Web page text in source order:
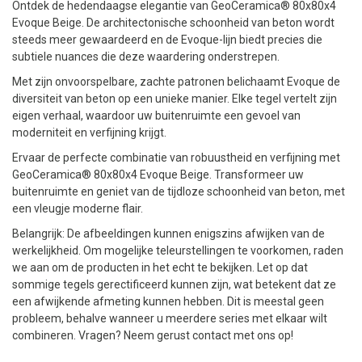
Ontdek de hedendaagse elegantie van GeoCeramica® 80x80x4
Evoque Beige. De architectonische schoonheid van beton wordt
steeds meer gewaardeerd en de Evoque-lijn biedt precies die
subtiele nuances die deze waardering onderstrepen.
Met zijn onvoorspelbare, zachte patronen belichaamt Evoque de
diversiteit van beton op een unieke manier. Elke tegel vertelt zijn
eigen verhaal, waardoor uw buitenruimte een gevoel van
moderniteit en verfijning krijgt.
Ervaar de perfecte combinatie van robuustheid en verfijning met
GeoCeramica® 80x80x4 Evoque Beige. Transformeer uw
buitenruimte en geniet van de tijdloze schoonheid van beton, met
een vleugje moderne flair.
Belangrijk: De afbeeldingen kunnen enigszins afwijken van de
werkelijkheid. Om mogelijke teleurstellingen te voorkomen, raden
we aan om de producten in het echt te bekijken. Let op dat
sommige tegels gerectificeerd kunnen zijn, wat betekent dat ze
een afwijkende afmeting kunnen hebben. Dit is meestal geen
probleem, behalve wanneer u meerdere series met elkaar wilt
combineren. Vragen? Neem gerust contact met ons op!